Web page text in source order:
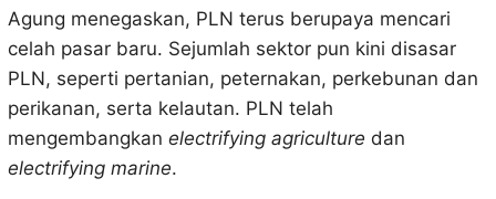
Agung menegaskan, PLN terus berupaya mencari
celah pasar baru. Sejumlah sektor pun kini disasar
PLN, seperti pertanian, peternakan, perkebunan dan
perikanan, serta kelautan. PLN telah
mengembangkan electrifying agriculture dan
electrifying marine.